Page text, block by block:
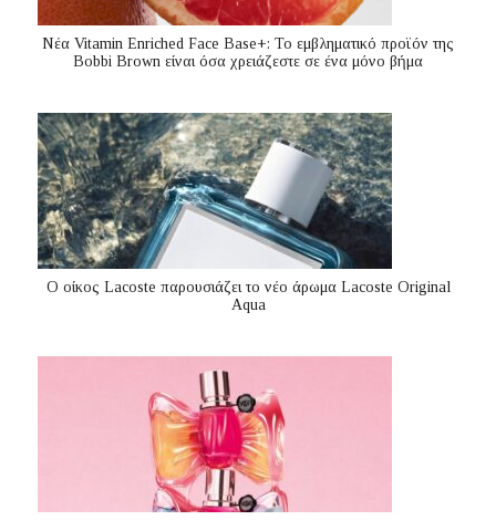
Nέα Vitamin Enriched Face Base+: Το εμβληματικό προϊόν της
Bobbi Brown είναι όσα χρειάζεστε σε ένα μόνο βήμα
Ο οίκος Lacoste παρουσιάζει το νέο άρωμα Lacoste Original
Aqua